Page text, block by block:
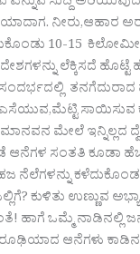
ನೀರು,ಆಹಾರ
10-15
ಲೆಕ್ಕಿಸದೆ
ತನಗೆದುರಾದ
ಸಾಯಿಸುವ
ಮೇಲೆ ಇನ್ನಿಲ್ಲದ
ಆನೆಗಳ ಸಂತತಿ ಕೂಡಾ
ನೆಲೆಗಳನ್ನು
ಕುಳಿತು ಉಣ್ಣುವ
ಹಾಗೆ ಒಮ್ಮೆ ನಾಡಿನಲ್ಲಿ
ರೂಢಿಯಾದ ಆನೆಗಳು